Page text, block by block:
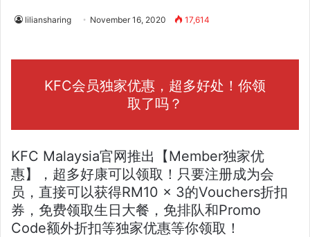
liliansharing November 16, 2020 17,614
KFC会员独家优惠，超多好处！你领
取了吗？
KFC Malaysia官网推出【Member独家优
惠】，超多好康可以领取！只要注册成为会
员，直接可以获得RM10 x 3的Vouchers折扣
券，免费领取生日大餐，免排队和Promo
Code额外折扣等独家优惠等你领取！